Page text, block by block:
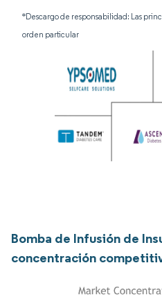
*Descargo de responsabilidad: Las
orden particular
Bomba de Infusión de
concentración